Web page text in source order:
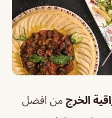
الخرج من افضل